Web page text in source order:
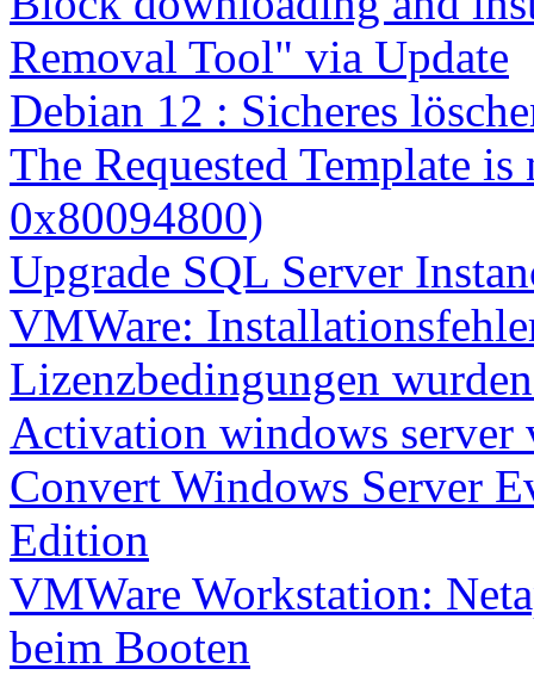
Removal Tool" via Update
Debian 12 : Sicheres
The Requested Template
0x80094800)
Upgrade SQL Server
VMWare:
Lizenzbedingungen
Activation windows server
Convert Windows Server
Edition
VMWare Workstation:
beim Booten